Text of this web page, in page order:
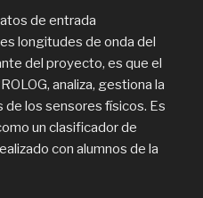
de entrada
longitudes de onda del
del proyecto, es que el
analiza, gestiona la
de los sensores físicos. Es
un clasificador de
con alumnos de la